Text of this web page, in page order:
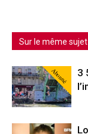
Sur le même sujet
Abonné
3